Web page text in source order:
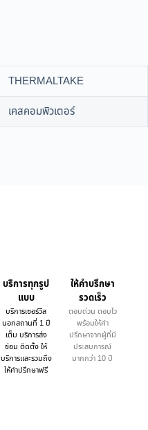
THERMALTAKE
เคสคอมพิวเตอร์
บริการทุกรูป
แบบ
บริการเซอร์วิส
นอกสถานที่ 1 ปี
เต็ม บริการส่ง
ซ่อม ติดตั้ง ให้
บริการและรวมถึง
ให้คำปรึกษาฟรี
ให้คำบรึกษา
รวดเร็ว
ตอบด่วน ตอบไว
พร้อมให้คำ
ปรึกษาจากผู้ที่มี
ประสบการณ์
มากกว่า 10 ปี